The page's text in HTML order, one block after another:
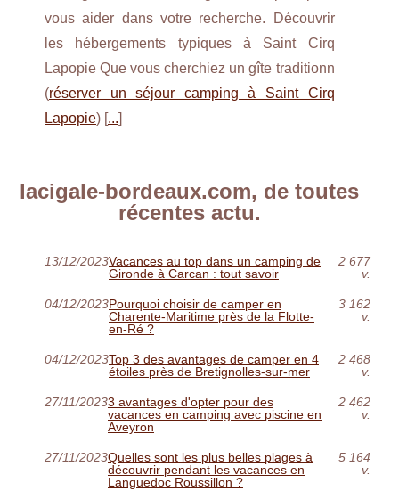
vous aider dans votre recherche. Découvrir
les hébergements typiques à Saint Cirq
Lapopie Que vous cherchiez un gîte traditionn
(réserver un séjour camping à Saint Cirq
Lapopie) [...]
lacigale-bordeaux.com, de toutes
récentes actu.
13/12/2023Vacances au top dans un camping de
Gironde à Carcan : tout savoir
2 677
v.
04/12/2023Pourquoi choisir de camper en
Charente-Maritime près de la Flotte-
en-Ré ?
3 162
v.
04/12/2023Top 3 des avantages de camper en 4
étoiles près de Bretignolles-sur-mer
2 468
v.
27/11/20233 avantages d'opter pour des
vacances en camping avec piscine en
Aveyron
2 462
v.
27/11/2023Quelles sont les plus belles plages à
découvrir pendant les vacances en
Languedoc Roussillon ?
5 164
v.